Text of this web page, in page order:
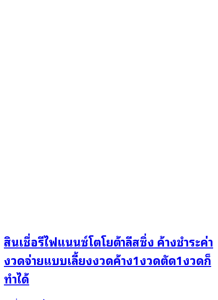
สินเชื่อรีไฟแนนซ์โตโยต้าลีสซิ่ง ค้างชำระค่า
งวดจ่ายแบบเลี้ยงงวดค้าง1งวดตัด1งวดก็
ทำได้